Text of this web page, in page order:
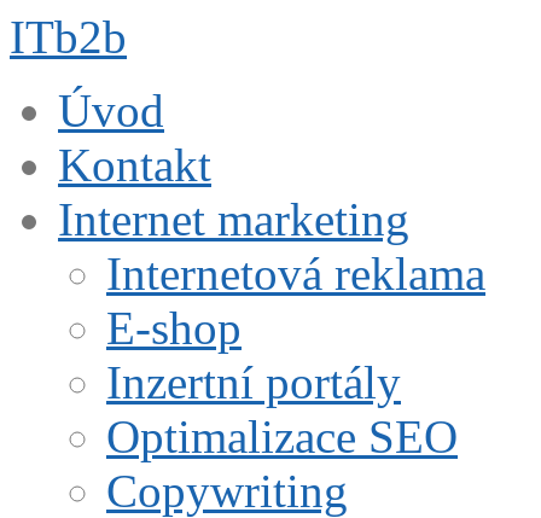
ITb2b
Úvod
Kontakt
Internet marketing
Internetová reklama
E-shop
Inzertní portály
Optimalizace SEO
Copywriting